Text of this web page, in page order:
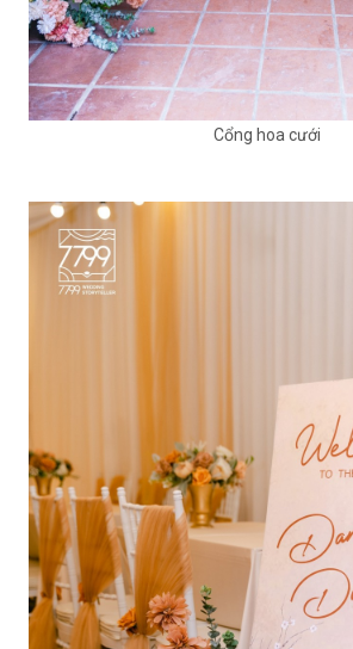
Cổng hoa cưới